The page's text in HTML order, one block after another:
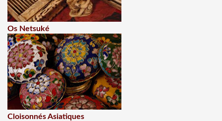
Os Netsuké
Cloisonnés Asiatiques